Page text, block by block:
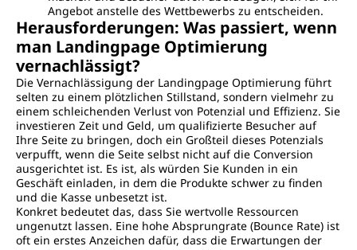
Angebot anstelle des Wettbewerbs zu entscheiden.
Herausforderungen: Was passiert, wenn
man Landingpage Optimierung
vernachlässigt?
Die Vernachlässigung der Landingpage Optimierung führt
selten zu einem plötzlichen Stillstand, sondern vielmehr zu
einem schleichenden Verlust von Potenzial und Effizienz. Sie
investieren Zeit und Geld, um qualifizierte Besucher auf
Ihre Seite zu bringen, doch ein Großteil dieses Potenzials
verpufft, wenn die Seite selbst nicht auf die Conversion
ausgerichtet ist. Es ist, als würden Sie Kunden in ein
Geschäft einladen, in dem die Produkte schwer zu finden
und die Kasse unbesetzt ist.
Konkret bedeutet das, dass Sie wertvolle Ressourcen
ungenutzt lassen. Eine hohe Absprungrate (Bounce Rate) ist
oft ein erstes Anzeichen dafür, dass die Erwartungen der